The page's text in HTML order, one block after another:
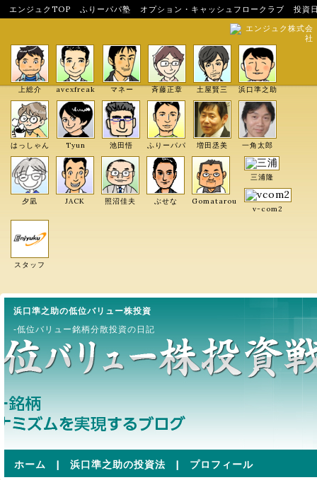
エンジュクTOP ふりーパパ塾 オプション・キャッシュフロークラブ
投資
エンジュク株式会
社
上総介 avexfreak マネー 斉藤正章 土屋賢三 浜口準之助
はっしゃん Tyun 池田悟 ふりーパパ 増田丞美 一角太郎
夕凪 JACK 照沼佳夫 ぶせな Gomatarou
三浦隆
v-com2
スタッフ
浜口準之助の低位バリュー株投資
-低位バリュー銘柄分散投資の日記
ホーム | 浜口準之助の投資法 | プロフィール